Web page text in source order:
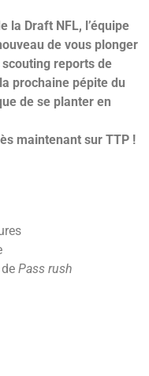
la Draft NFL, l’équipe
de vous plonger
reports de
prochaine pépite du
de se planter en
maintenant sur TTP !
Pass rush